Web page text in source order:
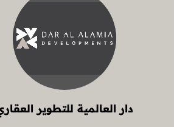
دار العالمية للتطوير